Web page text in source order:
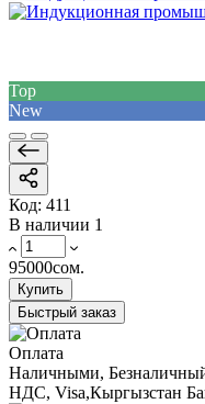
Top
New
Код: 411
В наличии 1
95000сом.
Купить
Быстрый заказ
Оплата
Наличными,
НДС, Visa,Кыргызстан